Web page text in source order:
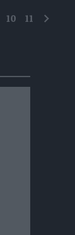
10 11